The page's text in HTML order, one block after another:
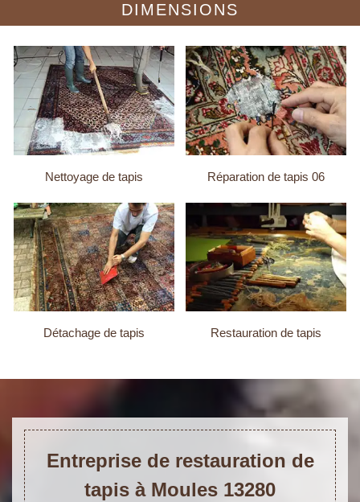
DIMENSIONS
Nettoyage de tapis Réparation de tapis 06
Détachage de tapis Restauration de tapis
Entreprise de restauration de
tapis à Moules 13280